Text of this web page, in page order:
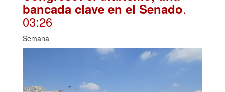
bancada clave en el Senado.
03:26
Semana